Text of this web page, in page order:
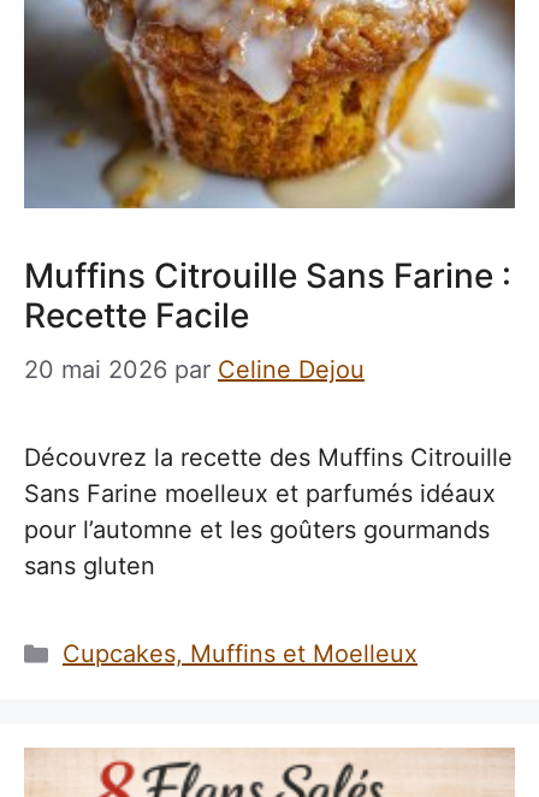
Muffins Citrouille Sans Farine :
Recette Facile
20 mai 2026 par Celine Dejou
Découvrez la recette des Muffins Citrouille
Sans Farine moelleux et parfumés idéaux
pour l’automne et les goûters gourmands
sans gluten
Catégories
Cupcakes, Muffins et Moelleux